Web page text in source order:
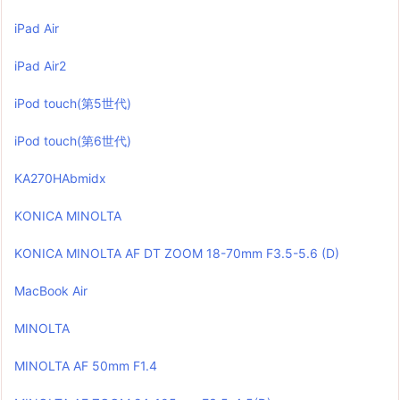
iPad Air
iPad Air2
iPod touch(第5世代)
iPod touch(第6世代)
KA270HAbmidx
KONICA MINOLTA
KONICA MINOLTA AF DT ZOOM 18-70mm F3.5-5.6 (D)
MacBook Air
MINOLTA
MINOLTA AF 50mm F1.4